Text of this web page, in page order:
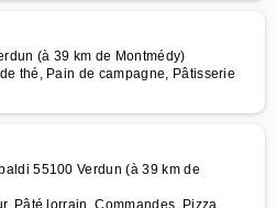
(à 39 km de Montmédy)
thé, Pain de campagne, Pâtisserie
55100 Verdun (à 39 km de
Pâté lorrain, Commandes, Pizza,